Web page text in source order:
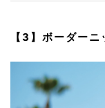
【3】ボーダー